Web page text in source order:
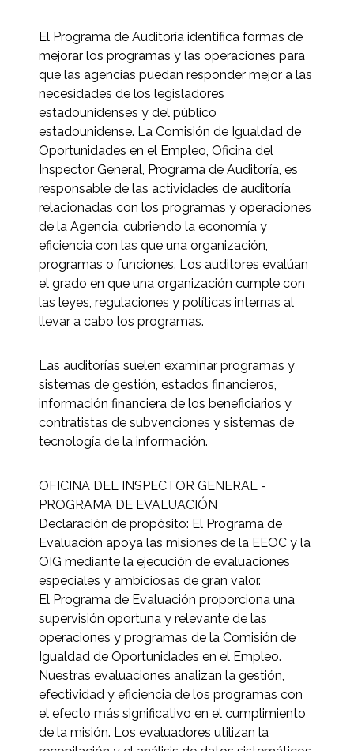
El Programa de Auditoría identifica formas de
mejorar los programas y las operaciones para
que las agencias puedan responder mejor a las
necesidades de los legisladores
estadounidenses y del público
estadounidense. La Comisión de Igualdad de
Oportunidades en el Empleo, Oficina del
Inspector General, Programa de Auditoría, es
responsable de las actividades de auditoría
relacionadas con los programas y operaciones
de la Agencia, cubriendo la economía y
eficiencia con las que una organización,
programas o funciones. Los auditores evalúan
el grado en que una organización cumple con
las leyes, regulaciones y políticas internas al
llevar a cabo los programas.
Las auditorías suelen examinar programas y
sistemas de gestión, estados financieros,
información financiera de los beneficiarios y
contratistas de subvenciones y sistemas de
tecnología de la información.
OFICINA DEL INSPECTOR GENERAL -
PROGRAMA DE EVALUACIÓN
Declaración de propósito: El Programa de
Evaluación apoya las misiones de la EEOC y la
OIG mediante la ejecución de evaluaciones
especiales y ambiciosas de gran valor.
El Programa de Evaluación proporciona una
supervisión oportuna y relevante de las
operaciones y programas de la Comisión de
Igualdad de Oportunidades en el Empleo.
Nuestras evaluaciones analizan la gestión,
efectividad y eficiencia de los programas con
el efecto más significativo en el cumplimiento
de la misión. Los evaluadores utilizan la